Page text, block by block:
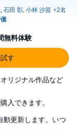
無料体験
す
リジナル作品など
入できます。
動更新します。いつ